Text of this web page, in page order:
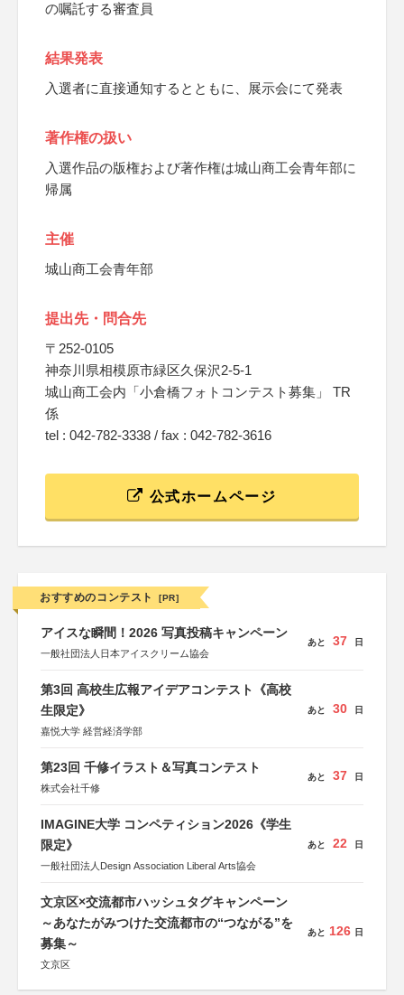
の嘱託する審査員
結果発表
入選者に直接通知するとともに、展示会にて発表
著作権の扱い
入選作品の版権および著作権は城山商工会青年部に
帰属
主催
城山商工会青年部
提出先・問合先
〒252-0105
神奈川県相模原市緑区久保沢2-5-1
城山商工会内「小倉橋フォトコンテスト募集」 TR
係
tel : 042-782-3338 / fax : 042-782-3616
公式ホームページ
おすすめのコンテスト [PR]
アイスな瞬間！2026 写真投稿キャンペーン
一般社団法人日本アイスクリーム協会
あと 37 日
第3回 高校生広報アイデアコンテスト《高校
生限定》
嘉悦大学 経営経済学部
あと 30 日
第23回 千修イラスト＆写真コンテスト
株式会社千修
あと 37 日
IMAGINE大学 コンペティション2026《学生
限定》
一般社団法人Design Association Liberal Arts協会
あと 22 日
文京区×交流都市ハッシュタグキャンペーン
～あなたがみつけた交流都市の“つながる”を
募集～
文京区
あと 126 日